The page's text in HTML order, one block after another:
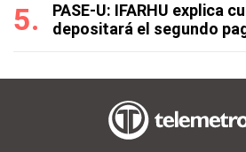
PASE-U: IFARHU explica
depositará el segundo